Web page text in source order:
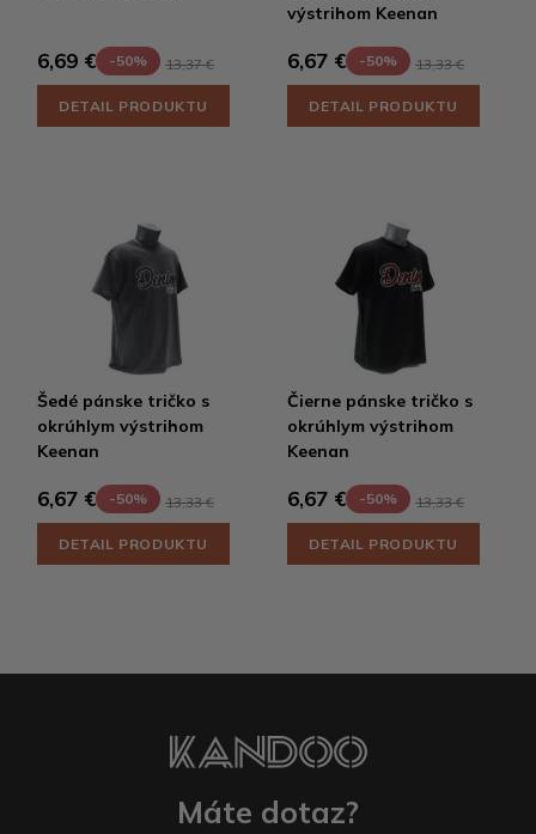
6,69 € -50% 13,37 €
DETAIL PRODUKTU
výstrihom Keenan
6,67 € -50% 13,33 €
DETAIL PRODUKTU
Šedé pánske tričko s
okrúhlym výstrihom
Keenan
6,67 € -50% 13,33 €
DETAIL PRODUKTU
Čierne pánske tričko s
okrúhlym výstrihom
Keenan
6,67 € -50% 13,33 €
DETAIL PRODUKTU
Máte dotaz?